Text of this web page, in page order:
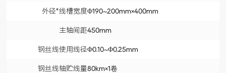
外径*线槽宽度Φ190~200mm×400mm
主轴间距450mm
钢丝线使用线径Φ0.10~Φ0.25mm
钢丝线轴贮线量80km×1卷